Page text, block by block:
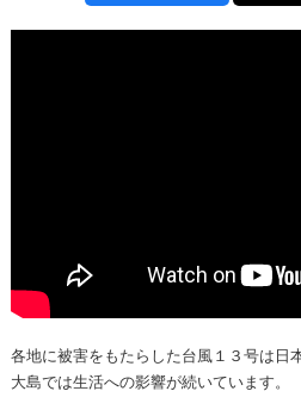
各地に被害をもたらした台風１３号は日
大島では生活への影響が続いています。